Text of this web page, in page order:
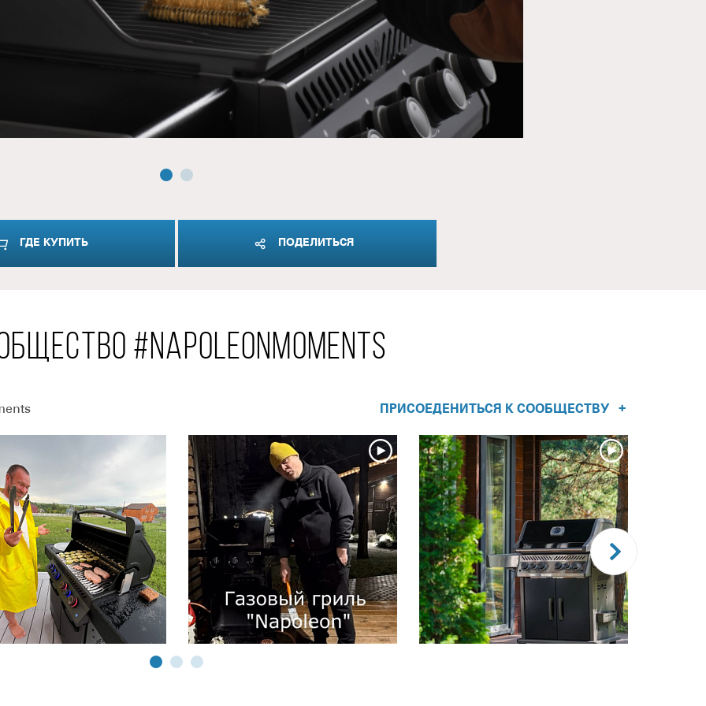
ГДЕ КУПИТЬ ПОДЕЛИТЬСЯ
#NAPOLEONMOMENTS
ПРИСОЕДЕНИТЬСЯ К СООБЩЕСТВУ +